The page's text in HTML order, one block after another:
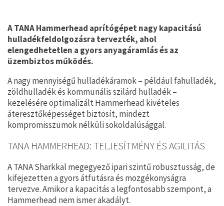
A TANA Hammerhead aprítógépet nagy kapacitású
hulladékfeldolgozásra tervezték, ahol
elengedhetetlen a gyors anyagáramlás és az
üzembiztos működés.
A nagy mennyiségű hulladékáramok – például fahulladék,
zöldhulladék és kommunális szilárd hulladék –
kezelésére optimalizált Hammerhead kivételes
áteresztőképességet biztosít, mindezt
kompromisszumok nélküli sokoldalúsággal.
TANA HAMMERHEAD: TELJESÍTMÉNY ÉS AGILITÁS
A TANA Sharkkal megegyező ipari szintű robusztusság, de
kifejezetten a gyors átfutásra és mozgékonyságra
tervezve. Amikor a kapacitás a legfontosabb szempont, a
Hammerhead nem ismer akadályt.